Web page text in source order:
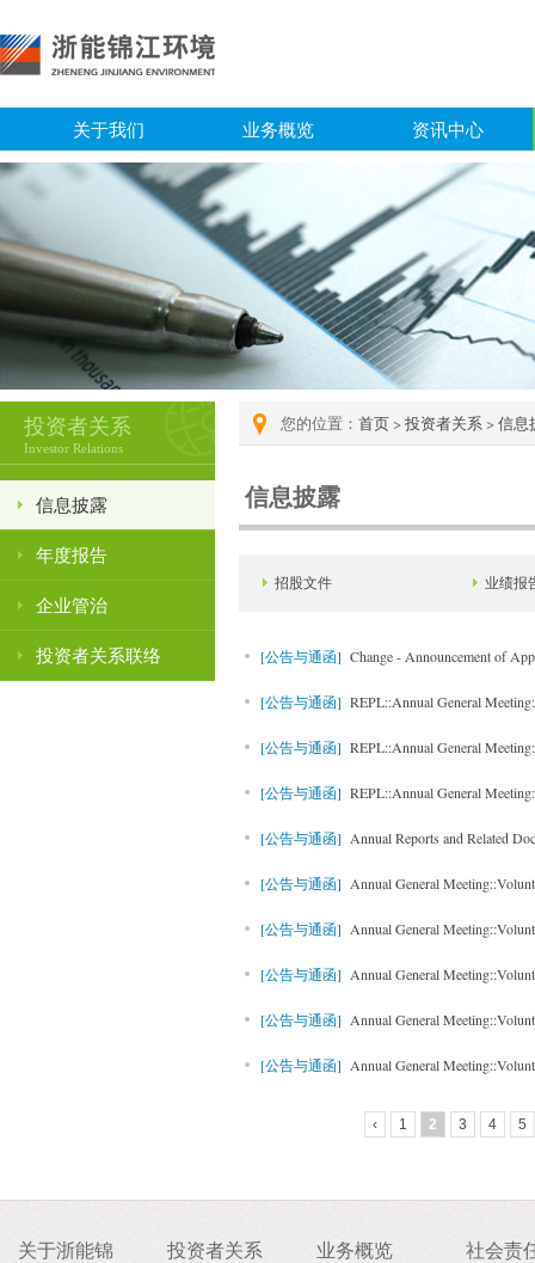
关于我们 业务概览 资讯中心
投资者关系
Investor Relations
信息披露
年度报告
企业管治
投资者关系联络
您的位置： 首页 > 投资者关系 > 信息
信息披露
招股文件 业绩报
[公告与通函] Change - Announcement of
[公告与通函] REPL::Annual General
[公告与通函] REPL::Annual General
[公告与通函] REPL::Annual General
[公告与通函] Annual Reports and Related
[公告与通函] Annual General
[公告与通函] Annual General
[公告与通函] Annual General
[公告与通函] Annual General
[公告与通函] Annual General
‹ 1 2 3 4 5
关于浙能锦
投资者关系 业务概览 社会责